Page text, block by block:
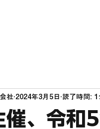
催、令和
社 2024年3月5日 読了時間: 1